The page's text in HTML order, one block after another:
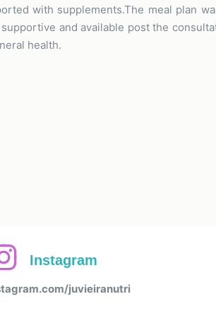
with supplements.The meal plan
and available post the
health.
Instagram
juvieiranutri